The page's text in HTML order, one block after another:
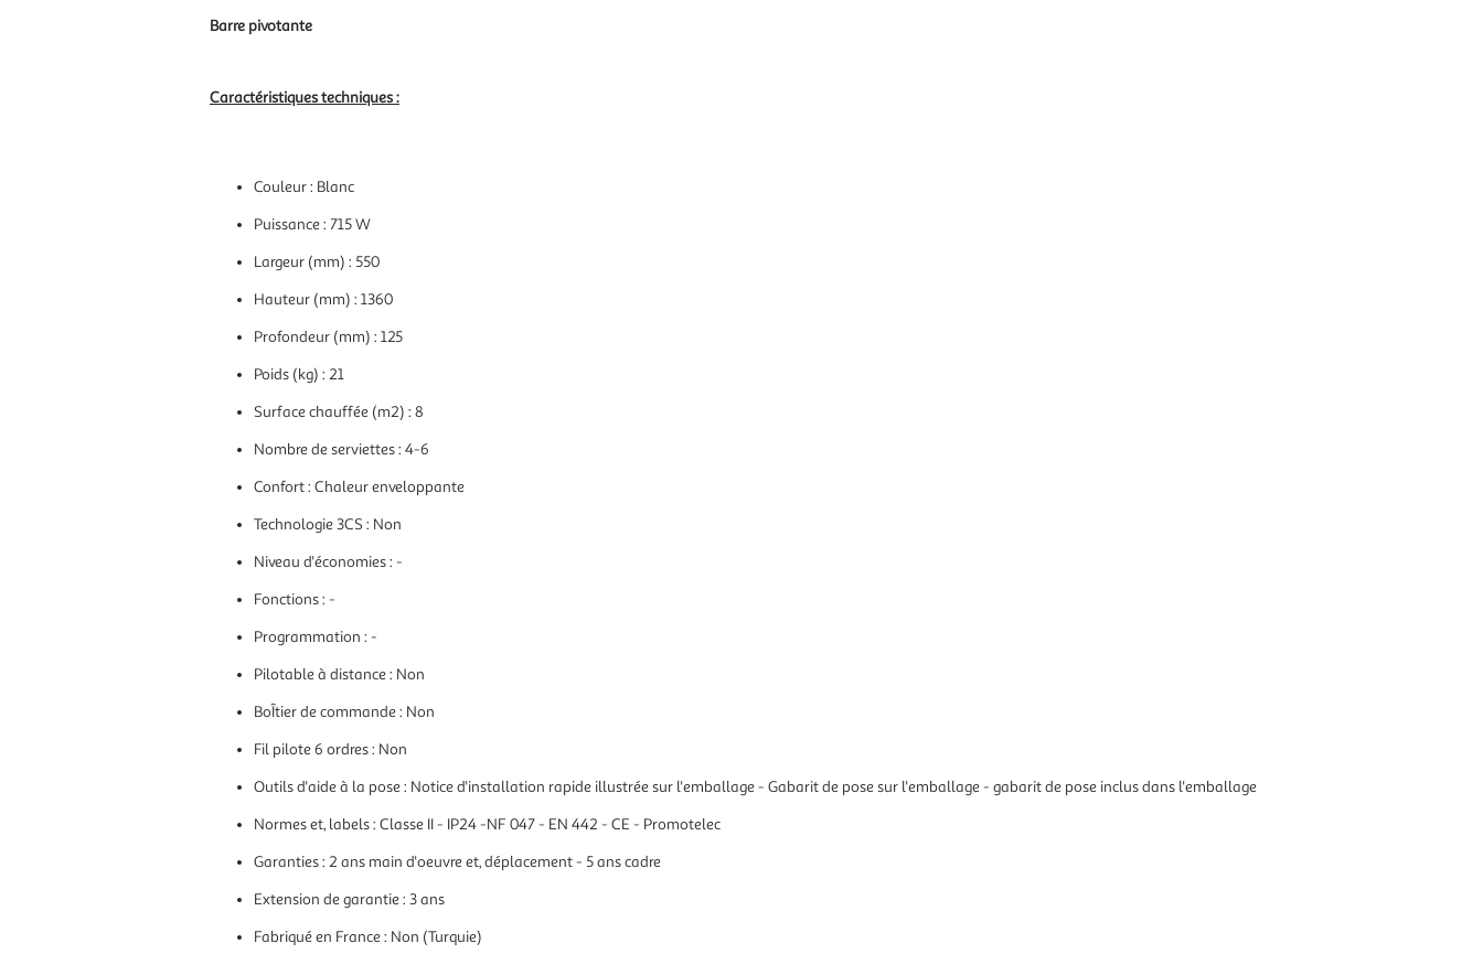
Barre pivotante
Caractéristiques techniques :
Couleur : Blanc
Puissance : 715 W
Largeur (mm) : 550
Hauteur (mm) : 1360
Profondeur (mm) : 125
Poids (kg) : 21
Surface chauffée (m2) : 8
Nombre de serviettes : 4-6
Confort : Chaleur enveloppante
Technologie 3CS : Non
Niveau d'économies : -
Fonctions : -
Programmation : -
Pilotable à distance : Non
BoÎtier de commande : Non
Fil pilote 6 ordres : Non
Outils d'aide à la pose : Notice d'installation rapide illustrée sur l'emballage - Gabarit de pose sur l'emballage - gabarit de pose inclus dans l'emballage
Normes et, labels : Classe II - IP24 -NF 047 - EN 442 - CE - Promotelec
Garanties : 2 ans main d'oeuvre et, déplacement - 5 ans cadre
Extension de garantie : 3 ans
Fabriqué en France : Non (Turquie)